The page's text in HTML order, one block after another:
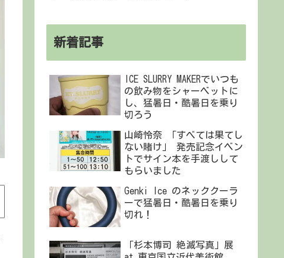
新着記事
ICE SLURRY MAKERでいつも
の飲み物をシャーベットに
し、猛暑日・酷暑日を乗り
切ろう
山崎怜奈 「すべては果てし
ない賭け」 発売記念イベン
トでサイン本を手渡しして
もらいました
Genki Ice のネッククーラ
ーで猛暑日・酷暑日を乗り
切れ！
「杉本博司 絶滅写真」展